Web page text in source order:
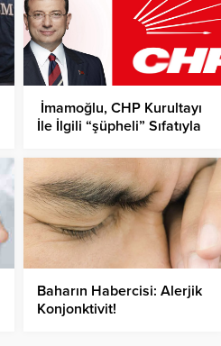
İmamoğlu, CHP Kurultayı
İle İlgili “şüpheli” Sıfatıyla
Baharın Habercisi: Alerjik
Konjonktivit!